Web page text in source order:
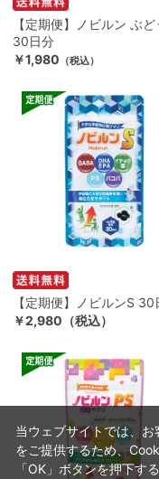
【定期便】ノビルン ぶ
30日分
￥1,980 （税込）
【定期便】ノビルンS 30
￥2,980（税込）
当ウェブサイトでは、
をご提供するため、
「OK」ボタンを押下す